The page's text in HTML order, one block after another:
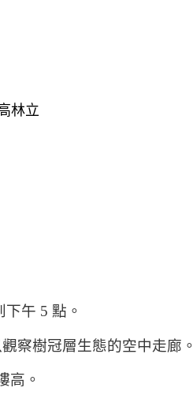
林立
下午 5 點。
察樹冠層生態的空中走廊。
高。